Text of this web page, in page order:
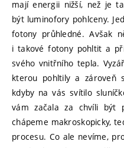
mají energii nižší, než je
být luminofory pohlceny.
fotony průhledné. Avšak
i takové fotony pohltit a
svého vnitřního tepla.
kterou pohltily a zároveň
kdyby na vás svítilo
vám začala za chvíli být
chápeme makroskopicky,
procesu. Co ale nevíme,